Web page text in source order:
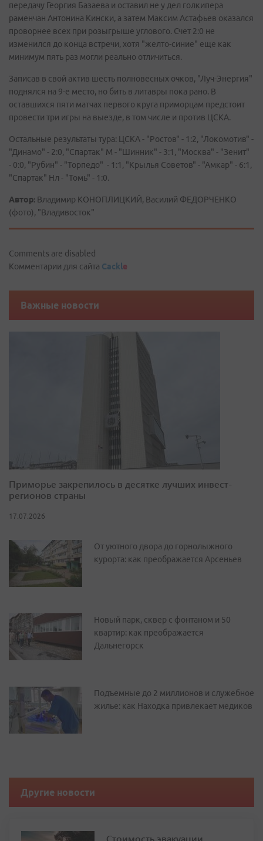
передачу Георгия Базаева и оставил не у дел голкипера
раменчан Антонина Кински, а затем Максим Астафьев оказался
проворнее всех при розыгрыше углового. Счет 2:0 не
изменился до конца встречи, хотя "желто-синие" еще как
минимум пять раз могли реально отличиться.
Записав в свой актив шесть полновесных очков, "Луч-Энергия"
поднялся на 9-е место, но бить в литавры пока рано. В
оставшихся пяти матчах первого круга приморцам предстоит
провести три игры на выезде, в том числе и против ЦСКА.
Остальные результаты тура: ЦСКА - "Ростов" - 1:2, "Локомотив" -
"Динамо" - 2:0, "Спартак" М - "Шинник" - 3:1, "Москва" - "Зенит"
- 0:0, "Рубин" - "Торпедо" - 1:1, "Крылья Советов" - "Амкар" - 6:1,
"Спартак" Нл - "Томь" - 1:0.
Автор: Владимир КОНОПЛИЦКИЙ, Василий ФЕДОРЧЕНКО
(фото), "Владивосток"
Comments are disabled
Комментарии для сайта Cackle
Важные новости
Приморье закрепилось в десятке лучших инвест-
регионов страны
17.07.2026
От уютного двора до горнолыжного
курорта: как преображается Арсеньев
Новый парк, сквер с фонтаном и 50
квартир: как преображается
Дальнегорск
Подъемные до 2 миллионов и служебное
жилье: как Находка привлекает медиков
Другие новости
Стоимость эвакуации